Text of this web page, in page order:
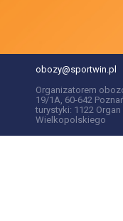
obozy@sportwin.pl
Organizatorem
19/1A, 60-642
turystyki: 1122
Wielkopolskiego